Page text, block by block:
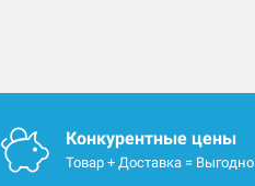
Конкурентные цены
Товар + Доставка = Выгодно